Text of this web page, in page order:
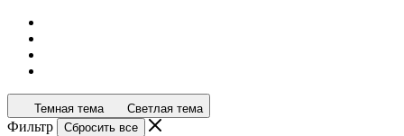
Темная тема Светлая тема
Фильтр Сбросить все